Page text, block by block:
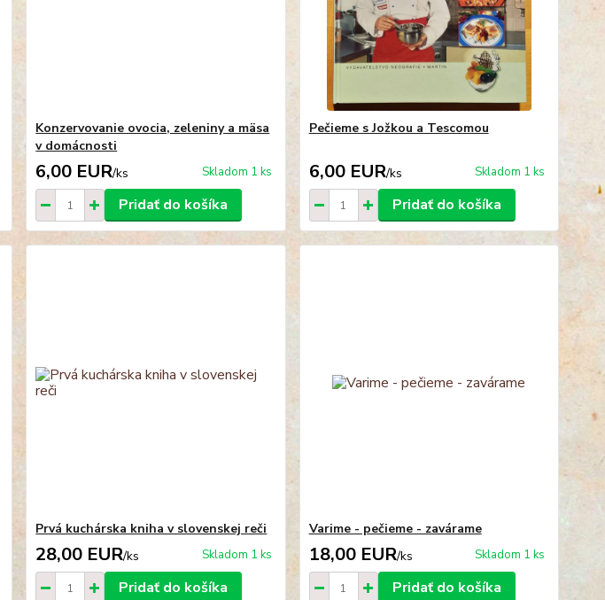
Konzervovanie ovocia, zeleniny a mäsa
v domácnosti
6,00 EUR/ks Skladom 1 ks
Pridať do košíka
Pečieme s Jožkou a Tescomou
6,00 EUR/ks Skladom 1 ks
Pridať do košíka
Prvá kuchárska kniha v slovenskej reči
28,00 EUR/ks Skladom 1 ks
Pridať do košíka
Varime - pečieme - zavárame
18,00 EUR/ks Skladom 1 ks
Pridať do košíka